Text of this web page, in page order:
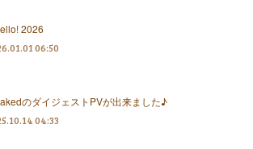
2026
06:50
のダイジェストPVが出来ました♪
04:33